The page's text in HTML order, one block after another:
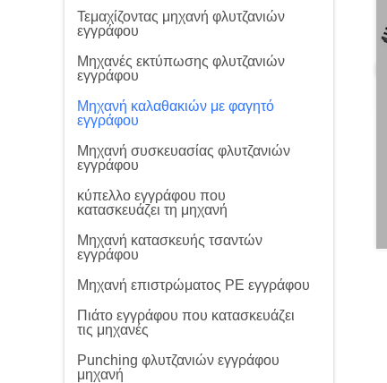
Τεμαχίζοντας μηχανή φλυτζανιών
εγγράφου
Μηχανές εκτύπωσης φλυτζανιών
εγγράφου
Μηχανή καλαθακιών με φαγητό
εγγράφου
Μηχανή συσκευασίας φλυτζανιών
εγγράφου
κύπελλο εγγράφου που
κατασκευάζει τη μηχανή
Μηχανή κατασκευής τσαντών
εγγράφου
Μηχανή επιστρώματος PE εγγράφου
Πιάτο εγγράφου που κατασκευάζει
τις μηχανές
Punching φλυτζανιών εγγράφου
μηχανή